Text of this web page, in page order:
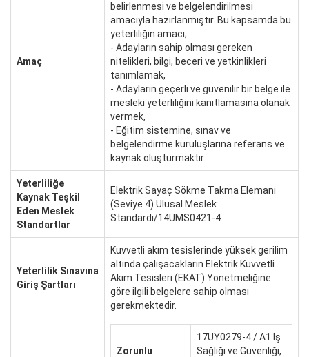
Amaç
belirlenmesi ve belgelendirilmesi
amacıyla hazırlanmıştır. Bu kapsamda bu
yeterliliğin amacı;
- Adayların sahip olması gereken
nitelikleri, bilgi, beceri ve yetkinlikleri
tanımlamak,
- Adayların geçerli ve güvenilir bir belge ile
mesleki yeterliliğini kanıtlamasına olanak
vermek,
- Eğitim sistemine, sınav ve
belgelendirme kuruluşlarına referans ve
kaynak oluşturmaktır.
Yeterliliğe
Kaynak Teşkil
Eden Meslek
Standartlar
Elektrik Sayaç Sökme Takma Elemanı
(Seviye 4) Ulusal Meslek
Standardı/14UMS0421-4
Yeterlilik Sınavına
Giriş Şartları
Kuvvetli akım tesislerinde yüksek gerilim
altında çalışacakların Elektrik Kuvvetli
Akım Tesisleri (EKAT) Yönetmeliğine
göre ilgili belgelere sahip olması
gerekmektedir.
Zorunlu
17UY0279-4 / A1 İş
Sağlığı ve Güvenliği,